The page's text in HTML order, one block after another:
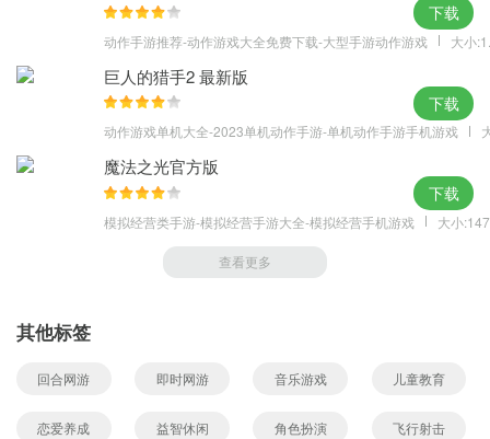
动作手游推荐-动作游戏大全免费下载-大型手游动作游戏 大小
下载
巨人的猎手2 最新版
动作游戏单机大全-2023单机动作手游-单机动作手游手机游戏
下载
魔法之光官方版
模拟经营类手游-模拟经营手游大全-模拟经营手机游戏 大小
下载
查看更多
其他标签
回合网游 即时网游 音乐游戏 儿童教育
恋爱养成 益智休闲 角色扮演 飞行射击